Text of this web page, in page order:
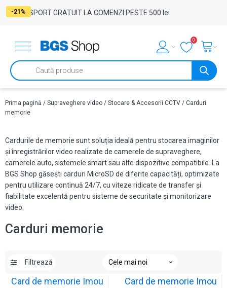
TRANSPORT GRATUIT LA COMENZI PESTE 500 lei
0
Products
search
Prima pagină / Supraveghere video / Stocare & Accesorii CCTV / Carduri
memorie
Cardurile de memorie sunt soluția ideală pentru stocarea imaginilor
și înregistrărilor video realizate de camerele de supraveghere,
camerele auto, sistemele smart sau alte dispozitive compatibile. La
BGS Shop găsești carduri MicroSD de diferite capacități, optimizate
pentru utilizare continuă 24/7, cu viteze ridicate de transfer și
fiabilitate excelentă pentru sisteme de securitate și monitorizare
video.
Carduri memorie
Filtrează
-6%
Card de memorie Imou
-21%
Card de memorie Imou
-21%